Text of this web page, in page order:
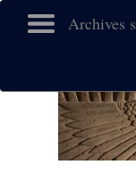
Archives